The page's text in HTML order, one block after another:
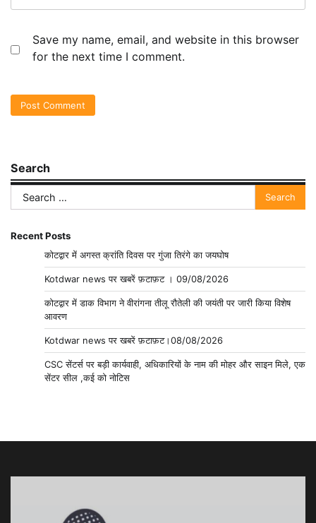
Save my name, email, and website in this browser
for the next time I comment.
Search
Search
for:
Recent Posts
कोटद्वार में अगस्त क्रांति दिवस पर गुंजा तिरंगे का जयघोष
Kotdwar news पर खबरें फ़टाफ़ट । 09/08/2026
कोटद्वार में डाक विभाग ने वीरांगना तीलू रौतेली की जयंती पर जारी किया विशेष
आवरण
Kotdwar news पर खबरें फ़टाफ़ट।08/08/2026
CSC सेंटर्स पर बड़ी कार्यवाही, अधिकारियों के नाम की मोहर और साइन मिले, एक
सेंटर सील ,कई को नोटिस